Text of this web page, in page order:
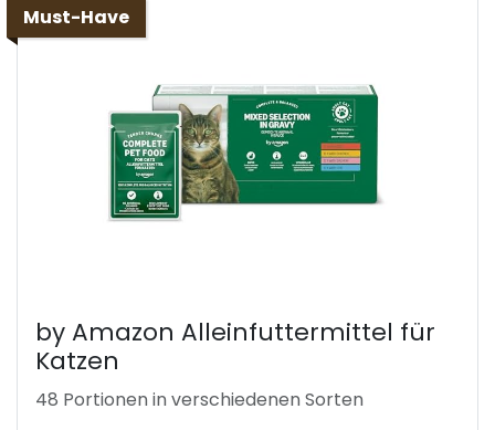
Must-Have
by Amazon Alleinfuttermittel für
Katzen
48 Portionen in verschiedenen Sorten